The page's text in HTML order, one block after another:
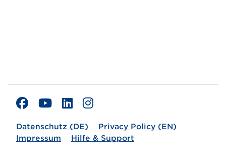
Datenschutz (DE)
Privacy Policy (EN)
Impressum
Hilfe & Support